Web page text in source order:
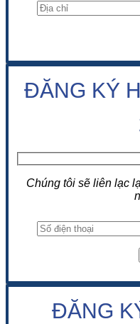
ĐĂNG KÝ
Chúng tôi sẽ liên lạc
ĐĂNG